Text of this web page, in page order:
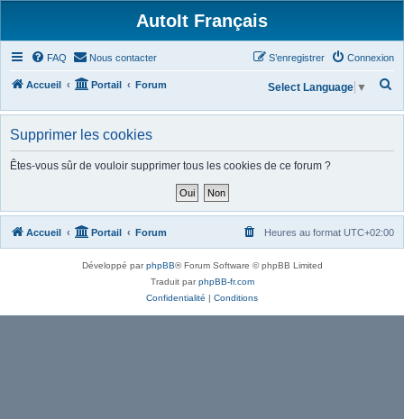
AutoIt Français
FAQ Nous contacter Connexion
S’enregistrer
Accueil Portail Forum
h
c
h
Select Language ▼
Supprimer les cookies
Êtes-vous sûr de vouloir supprimer tous les cookies de ce forum ?
Accueil Portail Forum Heures au format UTC+02:00
Développé parphpBB® Forum Software © phpBB Limited
Traduit parphpBB-fr.com
Confidentialité | Conditions